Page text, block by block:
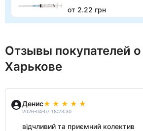
от 2.22 грн
Отзывы покупателей
Харькове
Денис
2026-04-07 18:23:30
відчливий та приємний колектив